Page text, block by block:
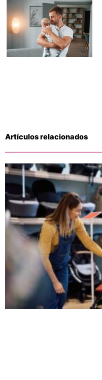
Artículos relacionados